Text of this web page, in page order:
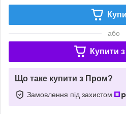
або
Купити з
Що таке купити з Пром?
Замовлення під захистом